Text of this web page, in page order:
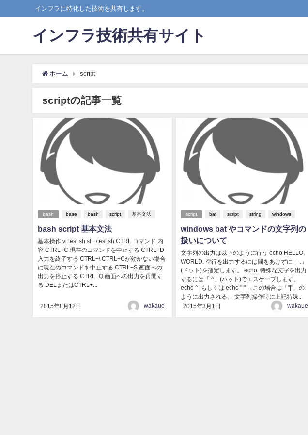
インフラに特化した技術を共有します。
インフラ技術共有サイト
ホーム script
scriptの記事一覧
bash base bash script 基本文法
bash script 基本文法
基本操作 vi test.sh sh ./test.sh CTRL コマンド 内
容 CTRL+C 現在のコマンドを中止する CTRL+D
入力を終了する CTRL+\ CTRL+Cが効かない場合
に現在のコマンドを中止する CTRL+S 画面への
出力を停止する CTRL+Q 画面への出力を再開す
る DELまたはCTRL+...
2015年8月12日 wakaue
script bat script string windows
windows bat やコマンドの文字列の
扱いについて
文字列の出力は以下のように行う echo HELLO,
WORLD. 空行を出力するには間をあけずに「 .」
(ドット)を指定します。 echo. 特殊な文字を出力
するには「 ^」(ハット)でエスケープします。
echo ^| もしくは echo "|" →この場合は「"|"」の
ように出力される。 文字列操作時に上記特殊...
2015年3月1日
wakaue